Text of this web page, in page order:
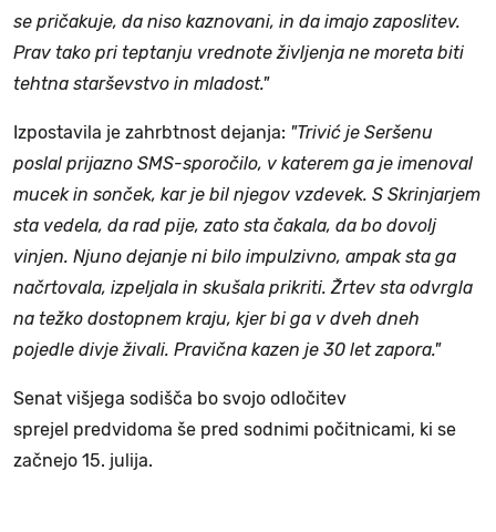
se pričakuje, da niso kaznovani, in da imajo zaposlitev.
Prav tako pri teptanju vrednote življenja ne moreta biti
tehtna starševstvo in mladost."
Izpostavila je zahrbtnost dejanja: "Trivić je Seršenu
poslal prijazno SMS-sporočilo, v katerem ga je imenoval
mucek in sonček, kar je bil njegov vzdevek. S Skrinjarjem
sta vedela, da rad pije, zato sta čakala, da bo dovolj
vinjen. Njuno dejanje ni bilo impulzivno, ampak sta ga
načrtovala, izpeljala in skušala prikriti. Žrtev sta odvrgla
na težko dostopnem kraju, kjer bi ga v dveh dneh
pojedle divje živali. Pravična kazen je 30 let zapora."
Senat višjega sodišča bo svojo odločitev
sprejel predvidoma še pred sodnimi počitnicami, ki se
začnejo 15. julija.